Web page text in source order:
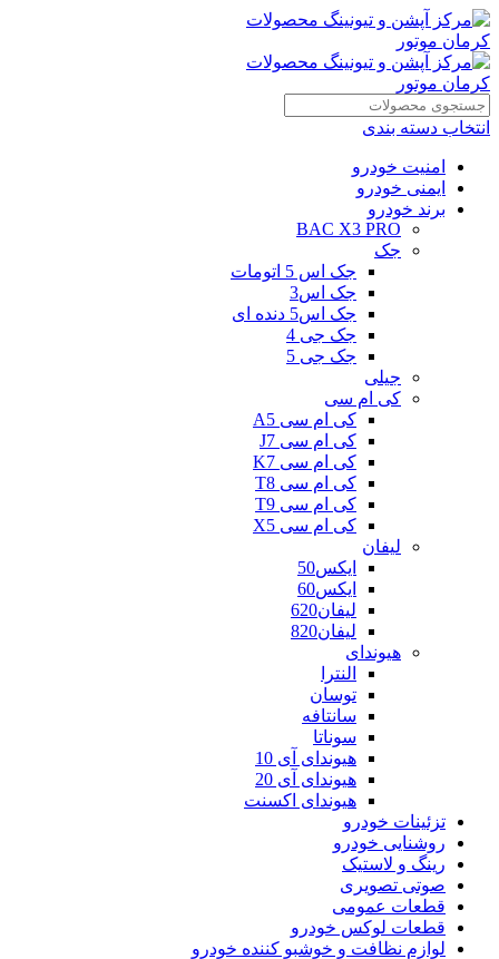
انتخاب دسته بندی
امنیت خودرو
ایمنی خودرو
برند خودرو
BAC X3 PRO
جک
جک اس 5 اتومات
جک اس3
جک اس5 دنده ای
جک جی 4
جک جی 5
جیلی
کی ام سی
کی ام سی A5
کی ام سی J7
کی ام سی K7
کی ام سی T8
کی ام سی T9
کی ام سی X5
لیفان
ایکس50
ایکس60
لیفان620
لیفان820
هیوندای
النترا
توسان
سانتافه
سوناتا
هیوندای آی 10
هیوندای آی 20
هیوندای اکسنت
تزئینات خودرو
روشنایی خودرو
رینگ و لاستیک
صوتی تصویری
قطعات عمومی
قطعات لوکس خودرو
لوازم نظافت و خوشبو کننده خودرو